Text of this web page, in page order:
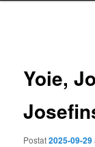
Yoie,
Postat2025-09-29